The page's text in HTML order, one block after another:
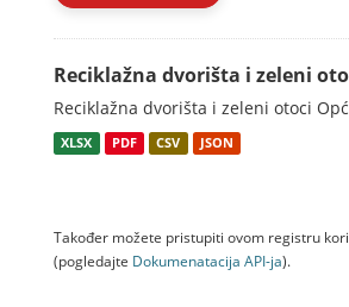
Reciklažna dvorišta i zeleni
Reciklažna dvorišta i zeleni otoci
XLSX PDF CSV JSON
Također možete pristupiti ovom registru
(pogledajte Dokumenаtаcijа API-jа).